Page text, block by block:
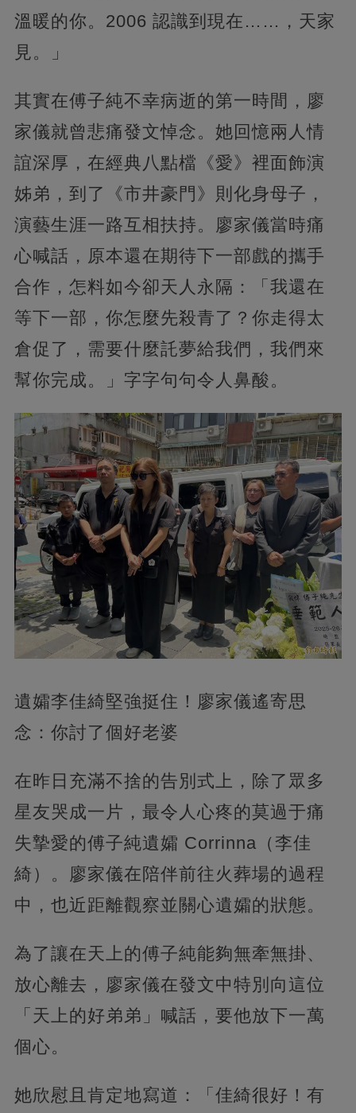
溫暖的你。2006 認識到現在……，天家
見。」
其實在傅子純不幸病逝的第一時間，廖
家儀就曾悲痛發文悼念。她回憶兩人情
誼深厚，在經典八點檔《愛》裡面飾演
姊弟，到了《市井豪門》則化身母子，
演藝生涯一路互相扶持。廖家儀當時痛
心喊話，原本還在期待下一部戲的攜手
合作，怎料如今卻天人永隔：「我還在
等下一部，你怎麼先殺青了？你走得太
倉促了，需要什麼託夢給我們，我們來
幫你完成。」字字句句令人鼻酸。
遺孀李佳綺堅強挺住！廖家儀遙寄思
念：你討了個好老婆
在昨日充滿不捨的告別式上，除了眾多
星友哭成一片，最令人心疼的莫過于痛
失摯愛的傅子純遺孀 Corrinna（李佳
綺）。廖家儀在陪伴前往火葬場的過程
中，也近距離觀察並關心遺孀的狀態。
為了讓在天上的傅子純能夠無牽無掛、
放心離去，廖家儀在發文中特別向這位
「天上的好弟弟」喊話，要他放下一萬
個心。
她欣慰且肯定地寫道：「佳綺很好！有